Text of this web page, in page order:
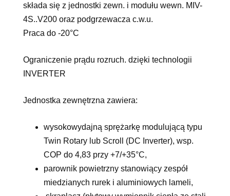
składa się z jednostki zewn. i modułu wewn. MIV-
4S..V200 oraz podgrzewacza c.w.u.
Praca do -20°C
Ograniczenie prądu rozruch. dzięki technologii
INVERTER
Jednostka zewnętrzna zawiera:
wysokowydajną sprężarkę modulującą typu
Twin Rotary lub Scroll (DC Inverter), wsp.
COP do 4,83 przy +7/+35°C,
parownik powietrzny stanowiący zespół
miedzianych rurek i aluminiowych lameli,